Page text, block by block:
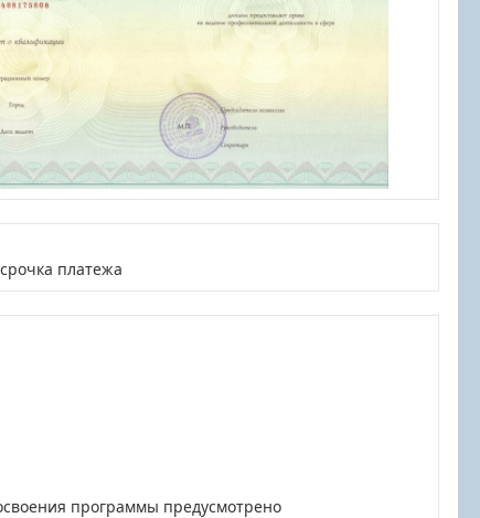
платежа
программы предусмотрено